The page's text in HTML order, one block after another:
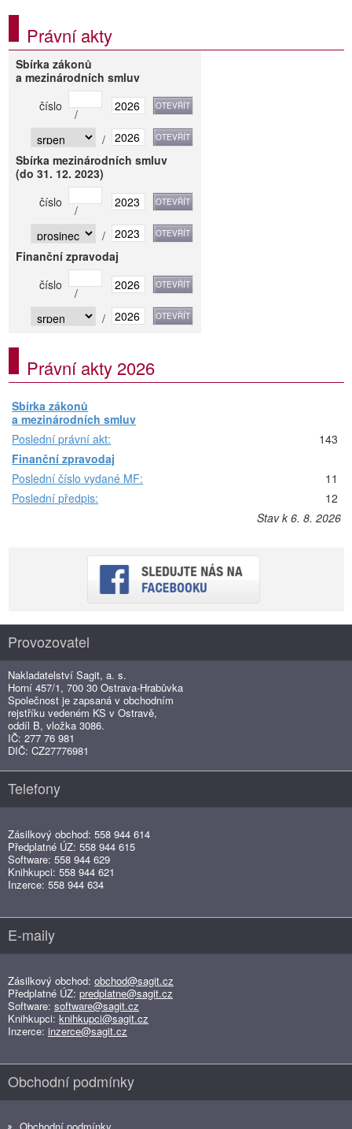
Právní akty
Sbírka zákonů
a mezinárodních smluv
číslo
/
/
Sbírka mezinárodních smluv
(do 31. 12. 2023)
číslo
/
/
Finanční zpravodaj
číslo
/
/
Právní akty 2026
Sbírka zákonů
a mezinárodních smluv
Poslední právní akt:
143
Finanční zpravodaj
Poslední číslo vydané MF:
11
Poslední předpis:
12
Stav k 6. 8. 2026
Provozovatel
Nakladatelství Sagit, a. s.
Horní 457/1, 700 30 Ostrava-Hrabůvka
Společnost je zapsaná v obchodním
rejstříku vedeném KS v Ostravě,
oddíl B, vložka 3086.
IČ: 277 76 981
DIČ: CZ27776981
Telefony
Zásilkový obchod: 558 944 614
Předplatné ÚZ: 558 944 615
Software: 558 944 629
Knihkupci: 558 944 621
Inzerce: 558 944 634
E-maily
Zásilkový obchod: obchod@sagit.cz
Předplatné ÚZ: predplatne@sagit.cz
Software: software@sagit.cz
Knihkupci: knihkupci@sagit.cz
Inzerce: inzerce@sagit.cz
Obchodní podmínky